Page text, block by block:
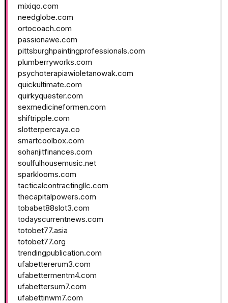
mixiqo.com
needglobe.com
ortocoach.com
passionawe.com
pittsburghpaintingprofessionals.com
plumberryworks.com
psychoterapiawioletanowak.com
quickultimate.com
quirkyquester.com
sexmedicineformen.com
shiftripple.com
slotterpercaya.co
smartcoolbox.com
sohanjitfinances.com
soulfulhousemusic.net
sparklooms.com
tacticalcontractingllc.com
thecapitalpowers.com
tobabet88slot3.com
todayscurrentnews.com
totobet77.asia
totobet77.org
trendingpublication.com
ufabettererum3.com
ufabettermentm4.com
ufabettersum7.com
ufabettinwm7.com